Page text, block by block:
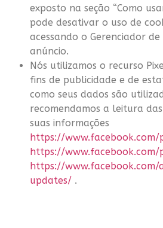
exposto na seção “Como
pode desativar o uso de
acessando o Gerenciador
anúncio.
Nós utilizamos o recurso
fins de publicidade e de
como seus dados são
recomendamos a leitura
suas informações
https://www.facebook.com/
https://www.facebook.com/
https://
updates/ .